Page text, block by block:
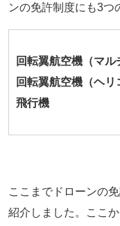
ンの免許制度にも3つ
回転翼航空機（マル
回転翼航空機（ヘリ
飛行機
ここまでドローンの
紹介しました。ここ